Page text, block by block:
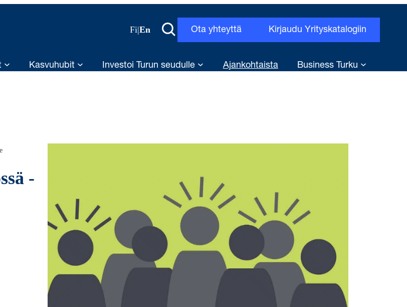
Fi|En Ota yhteyttä Kirjaudu Yrityskatalogiin
Kasvuhubit Investoi Turun seudulle Ajankohtaista Business Turku
-